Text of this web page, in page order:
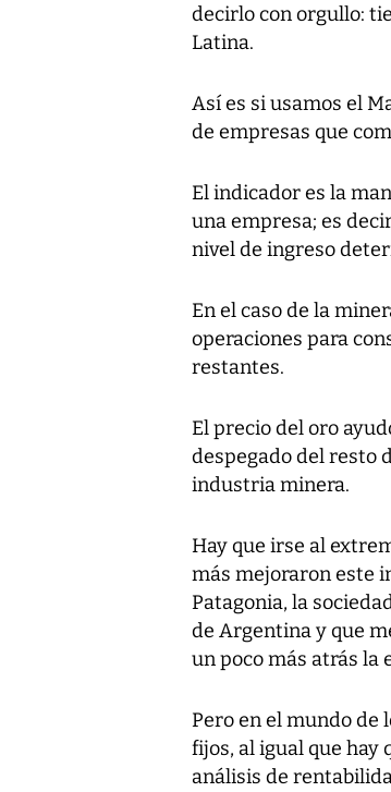
decirlo con orgullo:
Latina.
Así es si usamos el
de empresas que
El indicador es la
una empresa; es
nivel de ingreso
En el caso de la
operaciones para
restantes.
El precio del oro
despegado del resto
industria minera.
Hay que irse al
más mejoraron este
Patagonia, la
de Argentina y que
un poco más atrás la
Pero en el mundo de
fijos, al igual que hay
análisis de